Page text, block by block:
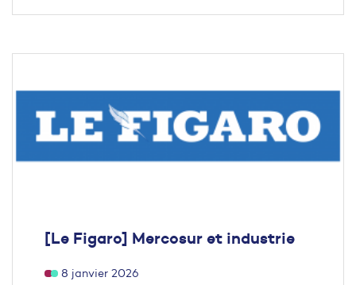
[Le Figaro] Mercosur et industrie
8 janvier 2026